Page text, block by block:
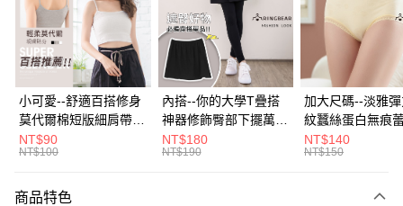
Apple Pay
街口支付
悠遊付
Google Pay
全盈+PAY
大哥付你分期
小可愛--舒適百搭修身
莫代爾棉短版細肩帶素
色背心(白.黑.灰L-2L)-
U582眼圈熊中大尺碼
NT$90
NT$100
內搭--你的大學T疊搭
神器修飾臀部下擺萬用
內搭裙/遮臀裙(黑2L-
6L)-Q155眼圈熊中大
NT$180
NT$190
加大尺碼--淡雅
紋蠶絲蛋白無痕
角內褲(白.粉.藍.
3L)-L28眼圈熊中
NT$140
NT$150
商品特色